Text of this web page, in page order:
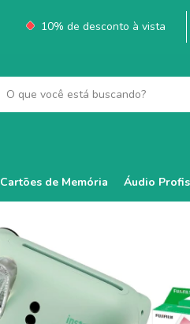
10% de desconto à vista
Cartões de Memória Áudio